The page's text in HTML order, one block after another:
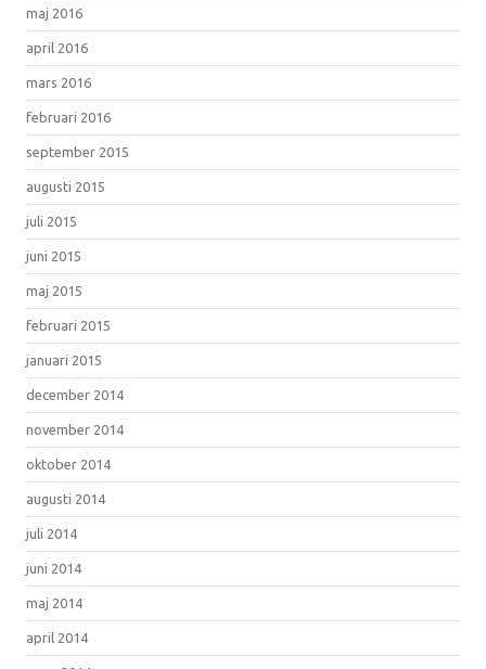
maj 2016
april 2016
mars 2016
februari 2016
september 2015
augusti 2015
juli 2015
juni 2015
maj 2015
februari 2015
januari 2015
december 2014
november 2014
oktober 2014
augusti 2014
juli 2014
juni 2014
maj 2014
april 2014